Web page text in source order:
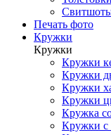
Печать фото
Кружки
Кружки
Кружки
Кружки
Кружки
Кружки
Кружка
Кружки с